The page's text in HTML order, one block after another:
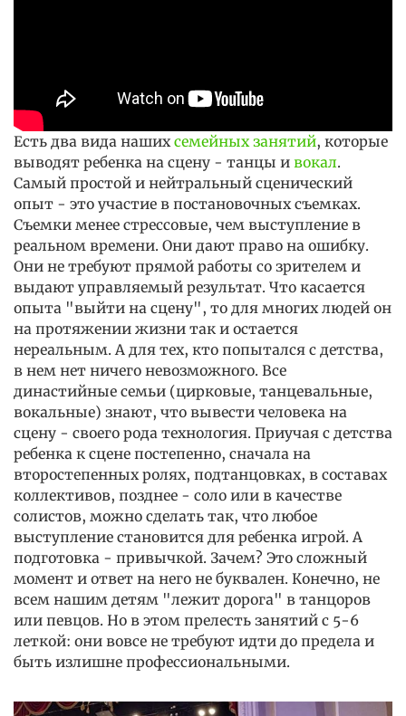
Есть два вида нашихсемейных занятий, которые
выводят ребенка на сцену - танцы и вокал.
Самый простой и нейтральный сценический
опыт - это участие в постановочных съемках.
Съемки менее стрессовые, чем выступление в
реальном времени. Они дают право на ошибку.
Они не требуют прямой работы со зрителем и
выдают управляемый результат. Что касается
опыта "выйти на сцену", то для многих людей он
на протяжении жизни так и остается
нереальным. А для тех, кто попытался с детства,
в нем нет ничего невозможного. Все
династийные семьи (цирковые, танцевальные,
вокальные) знают, что вывести человека на
сцену - своего рода технология. Приучая с детства
ребенка к сцене постепенно, сначала на
второстепенных ролях, подтанцовках, в составах
коллективов, позднее - соло или в качестве
солистов, можно сделать так, что любое
выступление становится для ребенка игрой. А
подготовка - привычкой. Зачем? Это сложный
момент и ответ на него не буквален. Конечно, не
всем нашим детям "лежит дорога" в танцоров
или певцов. Но в этом прелесть занятий с 5-6
леткой: они вовсе не требуют идти до предела и
быть излишне профессиональными.